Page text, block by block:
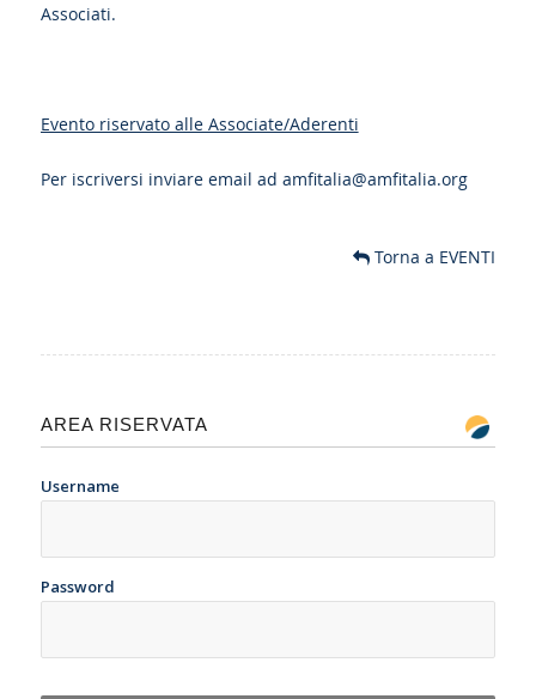
Associati.
Evento riservato alle Associate/Aderenti
Per iscriversi inviare email ad amfitalia@amfitalia.org
Torna a EVENTI
AREA RISERVATA
Username
Password